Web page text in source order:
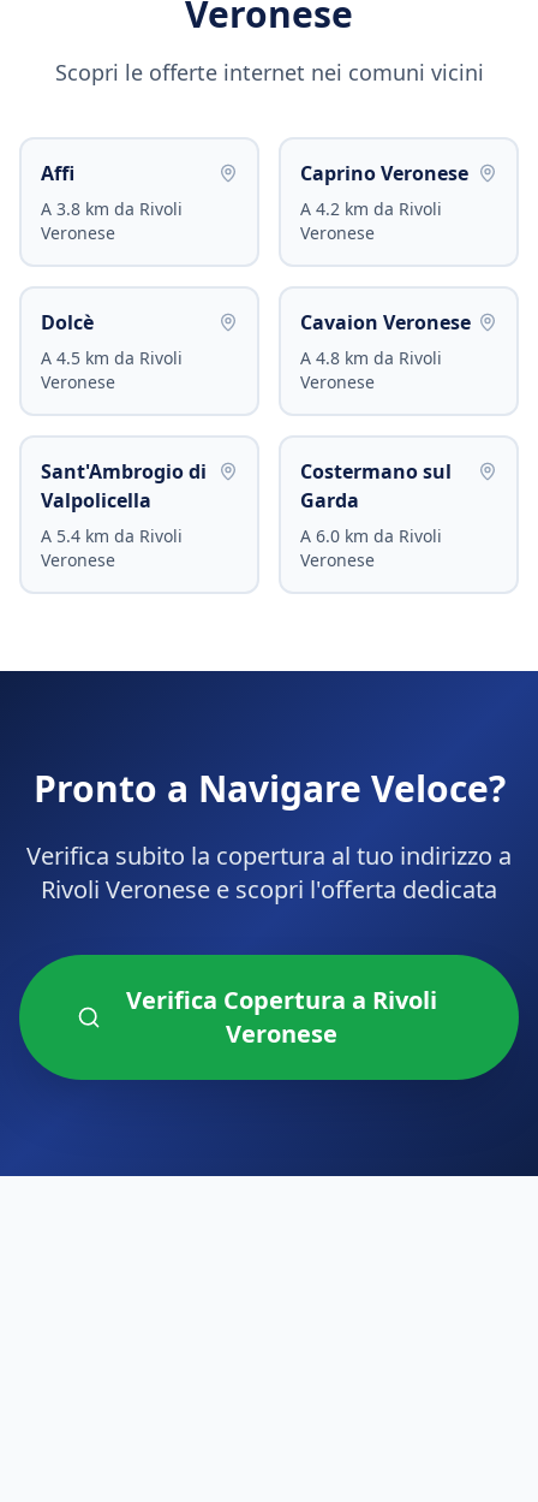
Veronese
Scopri le offerte internet nei comuni vicini
Affi
A 3.8 km da Rivoli
Veronese
Caprino Veronese
A 4.2 km da Rivoli
Veronese
Dolcè
A 4.5 km da Rivoli
Veronese
Cavaion Veronese
A 4.8 km da Rivoli
Veronese
Sant'Ambrogio di
Valpolicella
A 5.4 km da Rivoli
Veronese
Costermano sul
Garda
A 6.0 km da Rivoli
Veronese
Pronto a Navigare Veloce?
Verifica subito la copertura al tuo indirizzo a
Rivoli Veronese e scopri l'offerta dedicata
Verifica Copertura a Rivoli
Veronese